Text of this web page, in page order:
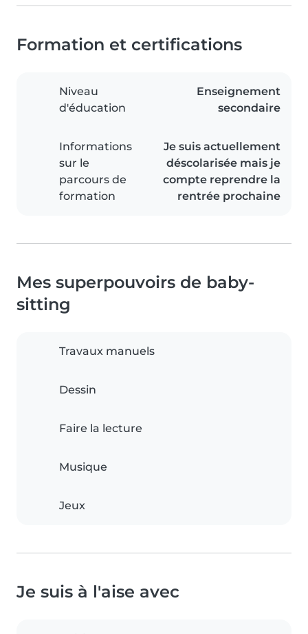
Formation et certifications
Niveau
d'éducation
Enseignement
secondaire
Informations
sur le
parcours de
formation
Je suis actuellement
déscolarisée mais je
compte reprendre la
rentrée prochaine
Mes superpouvoirs de baby-
sitting
Travaux manuels
Dessin
Faire la lecture
Musique
Jeux
Je suis à l'aise avec